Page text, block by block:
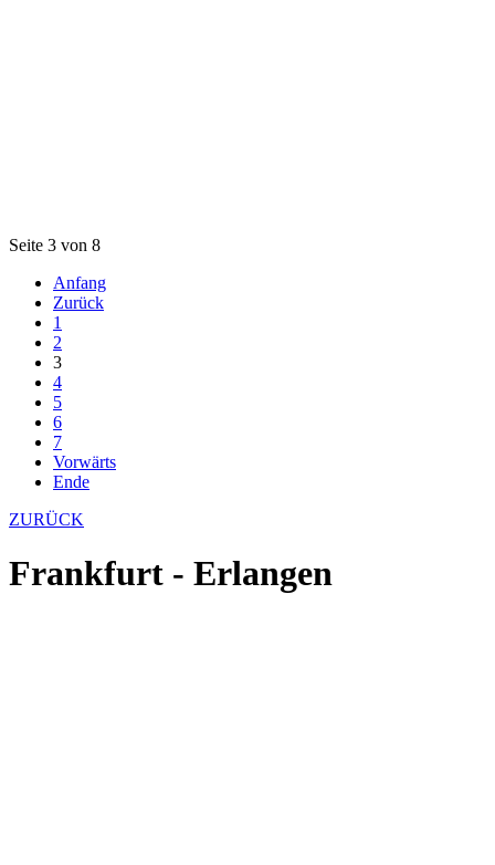
Seite 3 von 8
Anfang
Zurück
1
2
3
4
5
6
7
Vorwärts
Ende
ZURÜCK
Frankfurt - Erlangen